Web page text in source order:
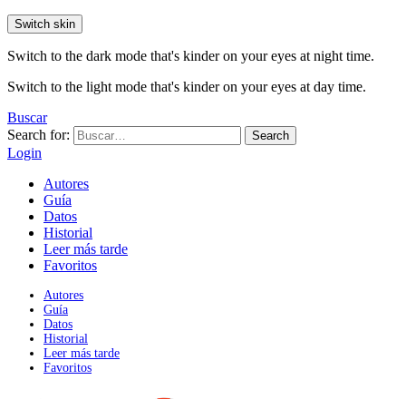
Switch skin
Switch to the dark mode that's kinder on your eyes at night time.
Switch to the light mode that's kinder on your eyes at day time.
Buscar
Search for:
Search
Login
Autores
Guía
Datos
Historial
Leer más tarde
Favoritos
Autores
Guía
Datos
Historial
Leer más tarde
Favoritos